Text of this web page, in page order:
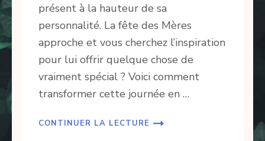
présent à la hauteur de sa
personnalité. La fête des Mères
approche et vous cherchez l’inspiration
pour lui offrir quelque chose de
vraiment spécial ? Voici comment
transformer cette journée en …
CONTINUER LA LECTURE